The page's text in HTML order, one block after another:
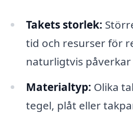
Takets storlek:
tid och resurser för
naturligtvis
Materialtyp: Olika
tegel, plåt eller